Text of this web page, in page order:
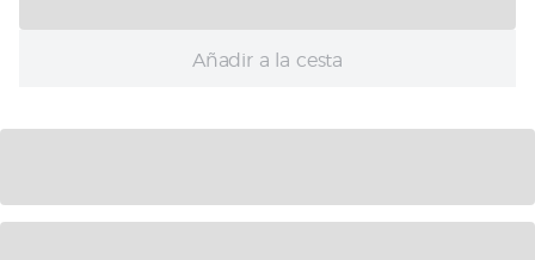
Añadir a la cesta